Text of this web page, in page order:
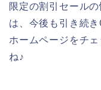
限定の割引セール
は、今後も引き続
ホームページをチ
ね♪